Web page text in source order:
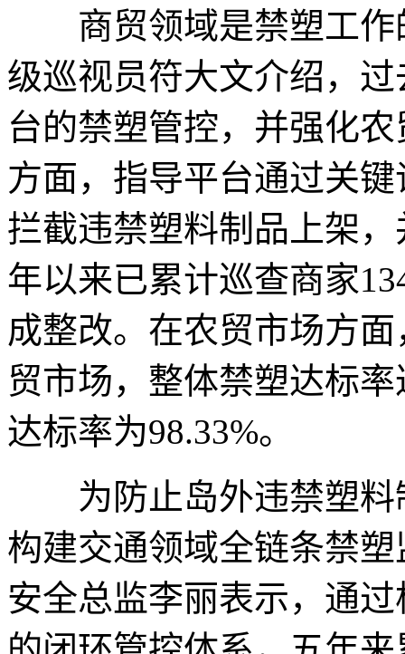
商贸领域是禁塑工作
级巡视员符大文介绍，
台的禁塑管控，并强化
方面，指导平台通过关
拦截违禁塑料制品上架
年以来已累计巡查商家
成整改。在农贸市场方
贸市场，整体禁塑达标
达标率为98.33%。
为防止岛外违禁塑料
构建交通领域全链条禁
安全总监李丽表示，通